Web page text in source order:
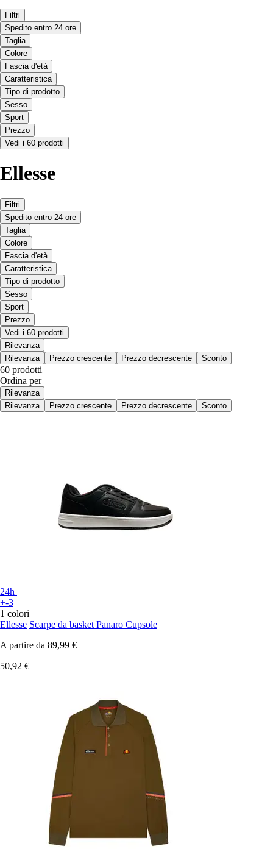
Filtri
Spedito entro 24 ore
Taglia
Colore
Fascia d'età
Caratteristica
Tipo di prodotto
Sesso
Sport
Prezzo
Vedi i 60 prodotti
Ellesse
Filtri
Spedito entro 24 ore
Taglia
Colore
Fascia d'età
Caratteristica
Tipo di prodotto
Sesso
Sport
Prezzo
Vedi i 60 prodotti
Rilevanza
Rilevanza
Prezzo crescente Prezzo decrescente Sconto
60 prodotti
Ordina per
Rilevanza
Rilevanza
Prezzo crescente Prezzo decrescente Sconto
24h
+-3
1 colori
Ellesse Scarpe da basket Panaro Cupsole
A partire da 89,99 €
50,92 €